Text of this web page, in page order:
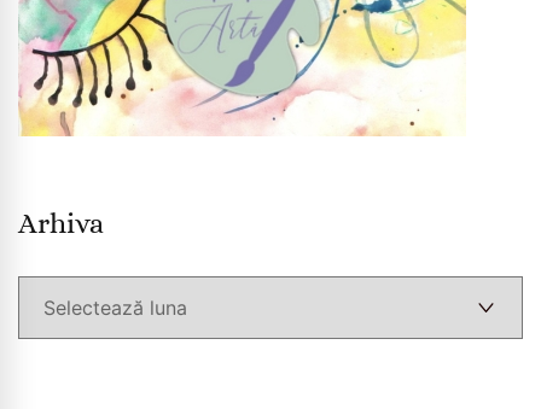
Arhiva